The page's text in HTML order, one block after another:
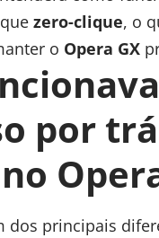
zero-clique, o
o Opera GX
por
dos principais